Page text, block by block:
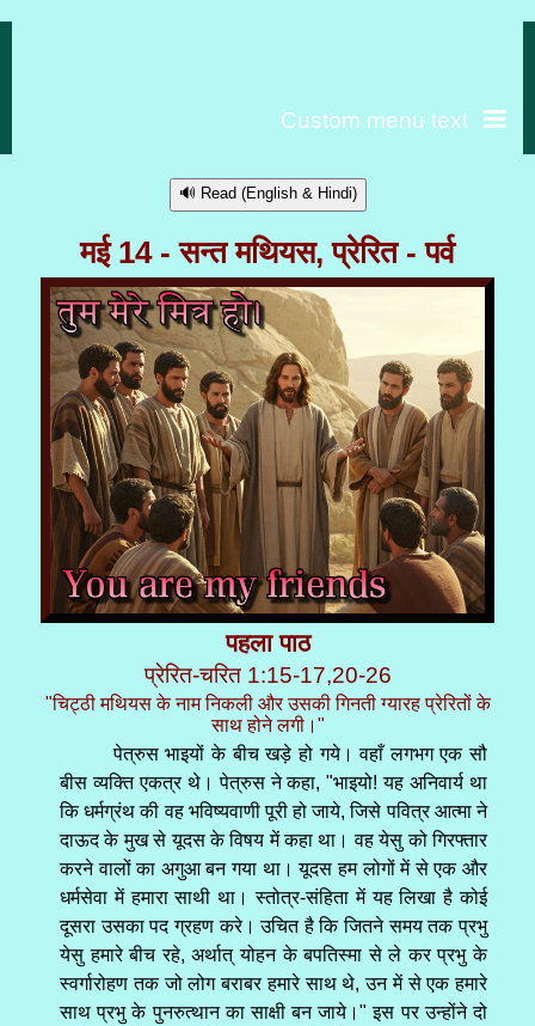
Custom menu text
🔊 Read (English & Hindi)
मई 14 - सन्त मथियस, प्रेरित - पर्व
पहला पाठ
प्रेरित-चरित 1:15-17,20-26
"चिट्ठी मथियस के नाम निकली और उसकी गिनती ग्यारह प्रेरितों के
साथ होने लगी।"
पेत्रुस भाइयों के बीच खड़े हो गये। वहाँ लगभग एक सौ
बीस व्यक्ति एकत्र थे। पेत्रुस ने कहा, "भाइयो! यह अनिवार्य था
कि धर्मग्रंथ की वह भविष्यवाणी पूरी हो जाये, जिसे पवित्र आत्मा ने
दाऊद के मुख से यूदस के विषय में कहा था। वह येसु को गिरफ्तार
करने वालों का अगुआ बन गया था। यूदस हम लोगों में से एक और
धर्मसेवा में हमारा साथी था। स्तोत्र-संहिता में यह लिखा है कोई
दूसरा उसका पद ग्रहण करे। उचित है कि जितने समय तक प्रभु
येसु हमारे बीच रहे, अर्थात् योहन के बपतिस्मा से ले कर प्रभु के
स्वर्गारोहण तक जो लोग बराबर हमारे साथ थे, उन में से एक हमारे
साथ प्रभु के पुनरुत्थान का साक्षी बन जाये।" इस पर उन्होंने दो